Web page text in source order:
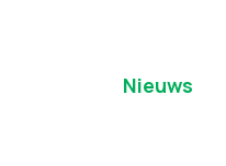
Nieuws